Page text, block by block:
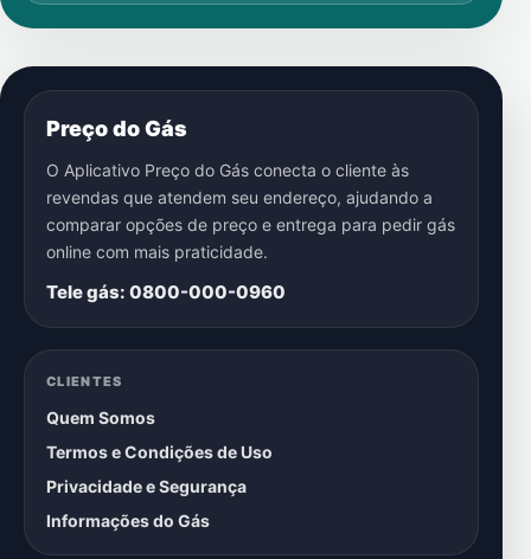
Preço do Gás
O Aplicativo Preço do Gás conecta o cliente às
revendas que atendem seu endereço, ajudando a
comparar opções de preço e entrega para pedir gás
online com mais praticidade.
Tele gás: 0800-000-0960
CLIENTES
Quem Somos
Termos e Condições de Uso
Privacidade e Segurança
Informações do Gás